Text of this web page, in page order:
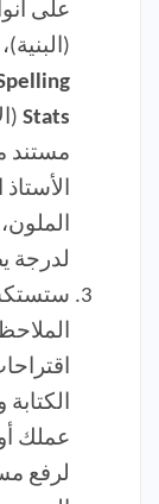
على
(البنية)،
Stats
مستند
لدرجة
عملك
لرفع